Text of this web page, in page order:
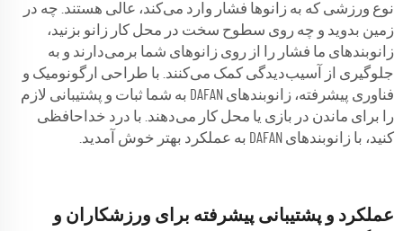
نوع ورزشی که به زانوها فشار وارد می‌کند، عالی هستند. چه در
زمین بدوید و چه روی سطوح سخت در محل کار زانو بزنید،
زانوبندهای ما فشار را از روی زانوهای شما برمی‌دارند و به
جلوگیری از آسیب‌دیدگی کمک می‌کنند. با طراحی ارگونومیک و
فناوری پیشرفته، زانوبندهای DAFAN به شما ثبات و پشتیبانی لازم
را برای ماندن در بازی یا محل کار می‌دهند. با درد خداحافظی
کنید، با زانوبندهای DAFAN به عملکرد بهتر خوش آمدید.
عملکرد و پشتیبانی پیشرفته برای ورزشکاران و